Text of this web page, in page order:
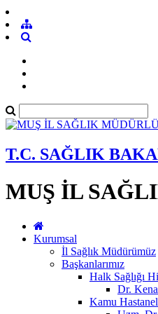
T.C. SAĞLIK
MUŞ İL
Kurumsal
İl Sağlık Müdürümüz
Başkanlarımız
Halk Sağlığı
Dr.
Kamu